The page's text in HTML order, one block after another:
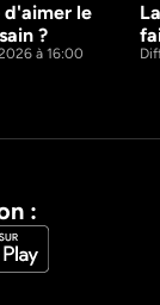
d'aimer le
?
à 16:00
: